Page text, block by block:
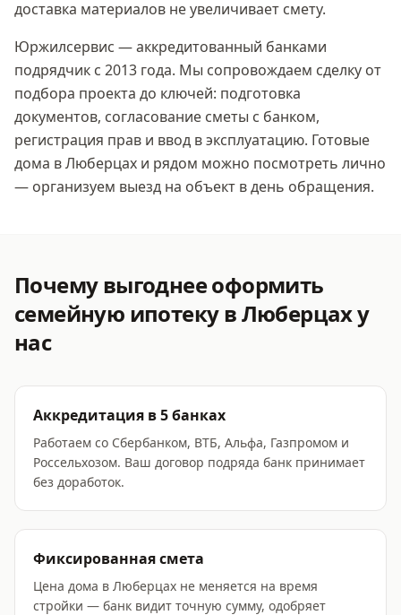
доставка материалов не увеличивает смету.
Юржилсервис — аккредитованный банками
подрядчик с 2013 года. Мы сопровождаем сделку от
подбора проекта до ключей: подготовка
документов, согласование сметы с банком,
регистрация прав и ввод в эксплуатацию. Готовые
дома в Люберцах и рядом можно посмотреть лично
— организуем выезд на объект в день обращения.
Почему выгоднее оформить
семейную ипотекув Люберцаху
нас
Аккредитация в 5 банках
Работаем со Сбербанком, ВТБ, Альфа, Газпромом и
Россельхозом. Ваш договор подряда банк принимает
без доработок.
Фиксированная смета
Цена дома в Люберцах не меняется на время
стройки — банк видит точную сумму, одобряет